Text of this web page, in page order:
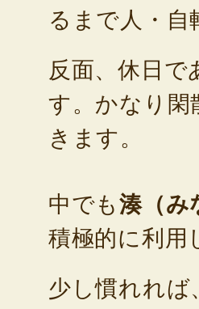
るまで人・自
反面、休日
す。かなり閑
きます。
中でも湊（み
積極的に利用
少し慣れれば